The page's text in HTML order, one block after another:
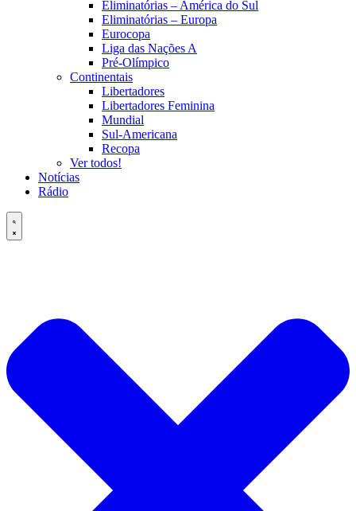
Eliminatórias – América do Sul
Eliminatórias – Europa
Eurocopa
Liga das Nações A
Pré-Olímpico
Continentais
Libertadores
Libertadores Feminina
Mundial
Sul-Americana
Recopa
Ver todos!
Notícias
Rádio